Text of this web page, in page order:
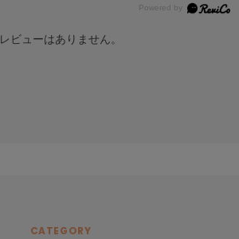
レビューはありません。
CATEGORY